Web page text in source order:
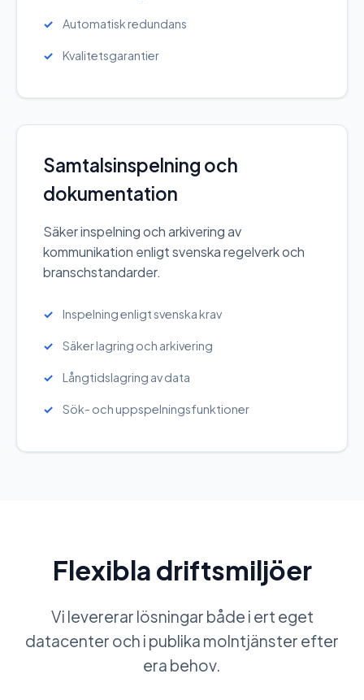
Automatisk redundans
Kvalitetsgarantier
Samtalsinspelning och
dokumentation
Säker inspelning och arkivering av
kommunikation enligt svenska regelverk och
branschstandarder.
Inspelning enligt svenska krav
Säker lagring och arkivering
Långtidslagring av data
Sök- och uppspelningsfunktioner
Flexibla driftsmiljöer
Vi levererar lösningar både i ert eget
datacenter och i publika molntjänster efter
era behov.